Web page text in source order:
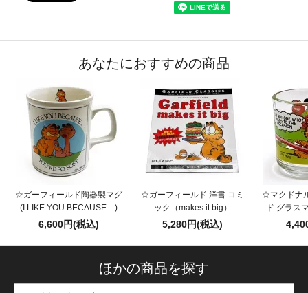
あなたにおすすめの商品
☆ガーフィールド陶器製マグ
(I LIKE YOU BECAUSE…)
6,600円(税込)
☆ガーフィールド 洋書 コミ
ック（makes it big）
5,280円(税込)
☆マクドナ
ド グラス
ほかの商品を探す